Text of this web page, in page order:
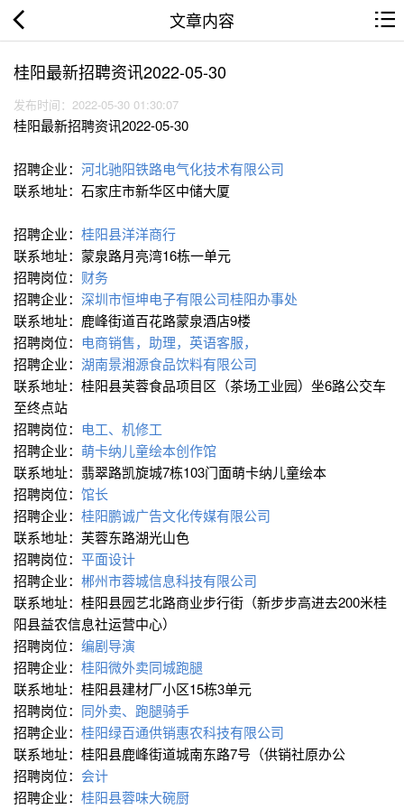
文章内容
桂阳最新招聘资讯2022-05-30
发布时间：2022-05-30 01:30:07
桂阳最新招聘资讯2022-05-30
招聘企业： 河北驰阳铁路电气化技术有限公司
联系地址：石家庄市新华区中储大厦
招聘企业： 桂阳县洋洋商行
联系地址：蒙泉路月亮湾16栋一单元
招聘岗位： 财务
招聘企业： 深圳市恒坤电子有限公司桂阳办事处
联系地址：鹿峰街道百花路蒙泉酒店9楼
招聘岗位： 电商销售，助理，英语客服，
招聘企业： 湖南景湘源食品饮料有限公司
联系地址：桂阳县芙蓉食品项目区（茶场工业园）坐6路公交车
至终点站
招聘岗位： 电工、机修工
招聘企业： 萌卡纳儿童绘本创作馆
联系地址：翡翠路凯旋城7栋103门面萌卡纳儿童绘本
招聘岗位： 馆长
招聘企业： 桂阳鹏诚广告文化传媒有限公司
联系地址：芙蓉东路湖光山色
招聘岗位： 平面设计
招聘企业： 郴州市蓉城信息科技有限公司
联系地址：桂阳县园艺北路商业步行街（新步步高进去200米桂
阳县益农信息社运营中心）
招聘岗位： 编剧导演
招聘企业： 桂阳微外卖同城跑腿
联系地址：桂阳县建材厂小区15栋3单元
招聘岗位： 同外卖、跑腿骑手
招聘企业： 桂阳绿百通供销惠农科技有限公司
联系地址：桂阳县鹿峰街道城南东路7号（供销社原办公
招聘岗位： 会计
招聘企业： 桂阳县蓉味大碗厨